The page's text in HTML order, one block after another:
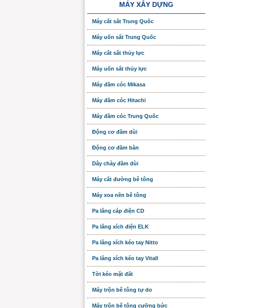
MÁY XÂY DỰNG
Máy cắt sắt Trung Quốc
Máy uốn sắt Trung Quốc
Máy cắt sắt thủy lực
Máy uốn sắt thủy lực
Máy đầm cóc Mikasa
Máy đầm cóc Hitachi
Máy đầm cóc Trung Quốc
Động cơ đầm dùi
Động cơ đầm bàn
Dây chày đầm dùi
Máy cắt đường bê tông
Máy xoa nền bê tông
Pa lăng cáp điện CD
Pa lăng xích điện ELK
Pa lăng xích kéo tay Nitto
Pa lăng xích kéo tay Vitall
Tời kéo mặt đất
Máy trộn bê tông tự do
Máy trộn bê tông cưỡng bức